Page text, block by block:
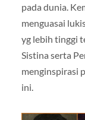
pada dunia.
menguasai
yg lebih tinggi
Sistina serta
menginspirasi
ini.